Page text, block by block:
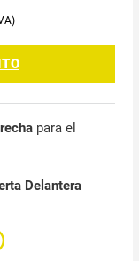
para el
Delantera